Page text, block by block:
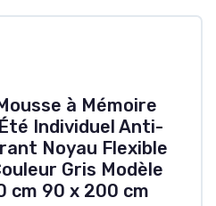
à Mémoire
Individuel Anti-
Noyau Flexible
Gris Modèle
cm 90 x 200 cm